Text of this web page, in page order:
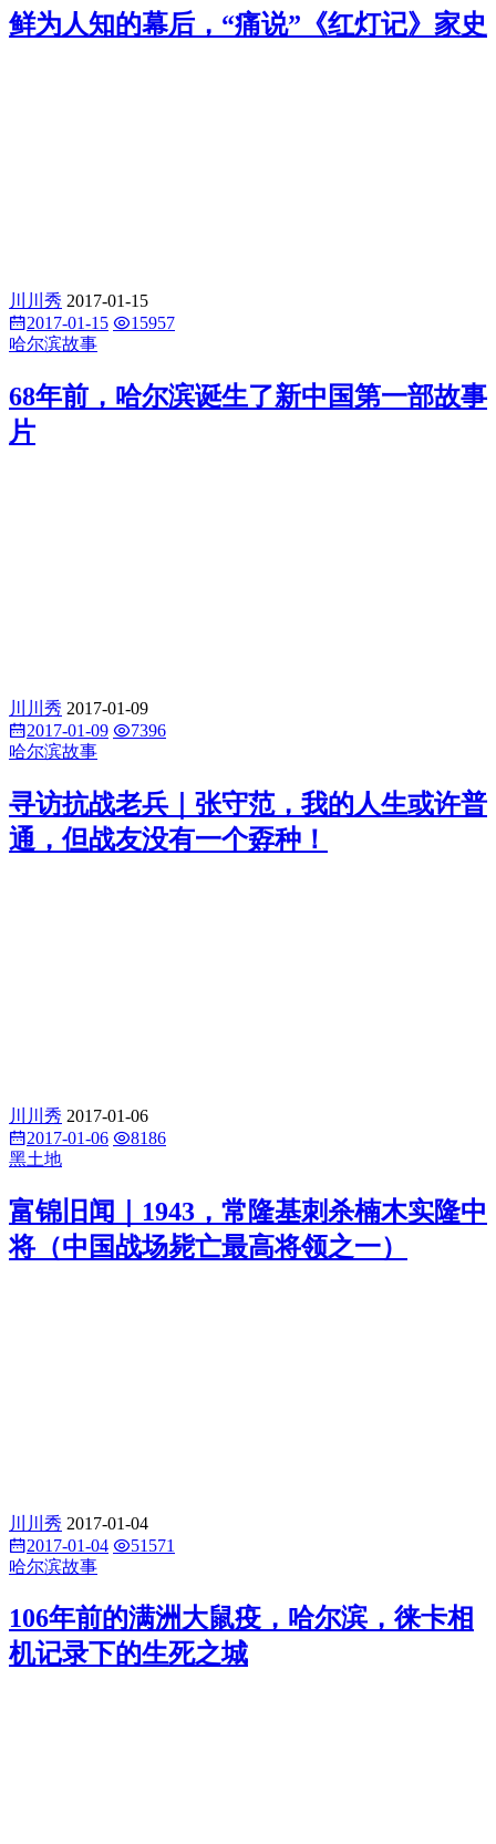
鲜为人知的幕后，“痛说”《红灯记》家史
川川秀 2017-01-15
2017-01-15
15957
哈尔滨故事
68年前，哈尔滨诞生了新中国第一部故事
片
川川秀 2017-01-09
2017-01-09
7396
哈尔滨故事
寻访抗战老兵｜张守范，我的人生或许普
通，但战友没有一个孬种！
川川秀 2017-01-06
2017-01-06
8186
黑土地
富锦旧闻｜1943，常隆基刺杀楠木实隆中
将（中国战场毙亡最高将领之一）
川川秀 2017-01-04
2017-01-04
51571
哈尔滨故事
106年前的满洲大鼠疫，哈尔滨，徕卡相
机记录下的生死之城